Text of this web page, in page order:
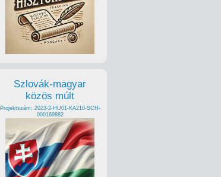
Szlovák-magyar
közös múlt
Projektszám: 2023-2-HU01-KA210-SCH-
000169882